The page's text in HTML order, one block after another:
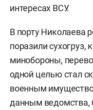
интересах ВСУ.
В порту Николаева
поразили сухогруз,
минобороны,
одной целью стал
военным
данным ведомства,